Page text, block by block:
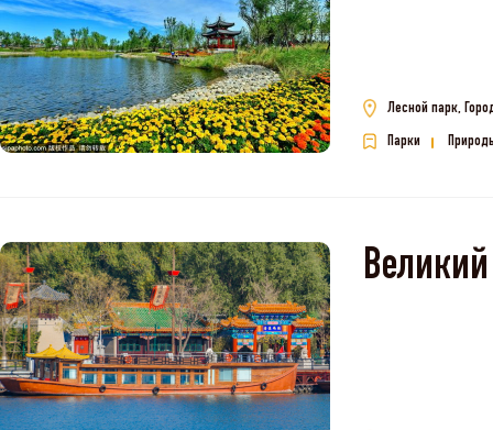
Лесной парк,
Парки